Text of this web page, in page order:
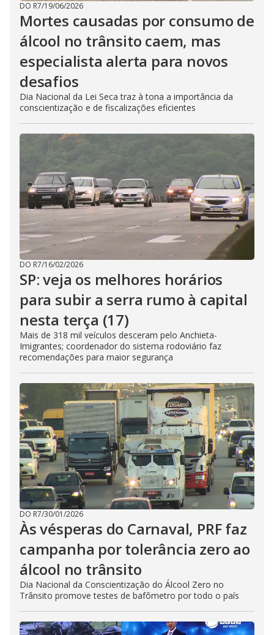
DO R7/19/06/2026
Mortes causadas por consumo de
álcool no trânsito caem, mas
especialista alerta para novos
desafios
Dia Nacional da Lei Seca traz à tona a importância da
conscientização e de fiscalizações eficientes
DO R7/16/02/2026
SP: veja os melhores horários
para subir a serra rumo à capital
nesta terça (17)
Mais de 318 mil veículos desceram pelo Anchieta-
Imigrantes; coordenador do sistema rodoviário faz
recomendações para maior segurança
DO R7/30/01/2026
Às vésperas do Carnaval, PRF faz
campanha por tolerância zero ao
álcool no trânsito
Dia Nacional da Conscientização do Álcool Zero no
Trânsito promove testes de bafômetro por todo o país